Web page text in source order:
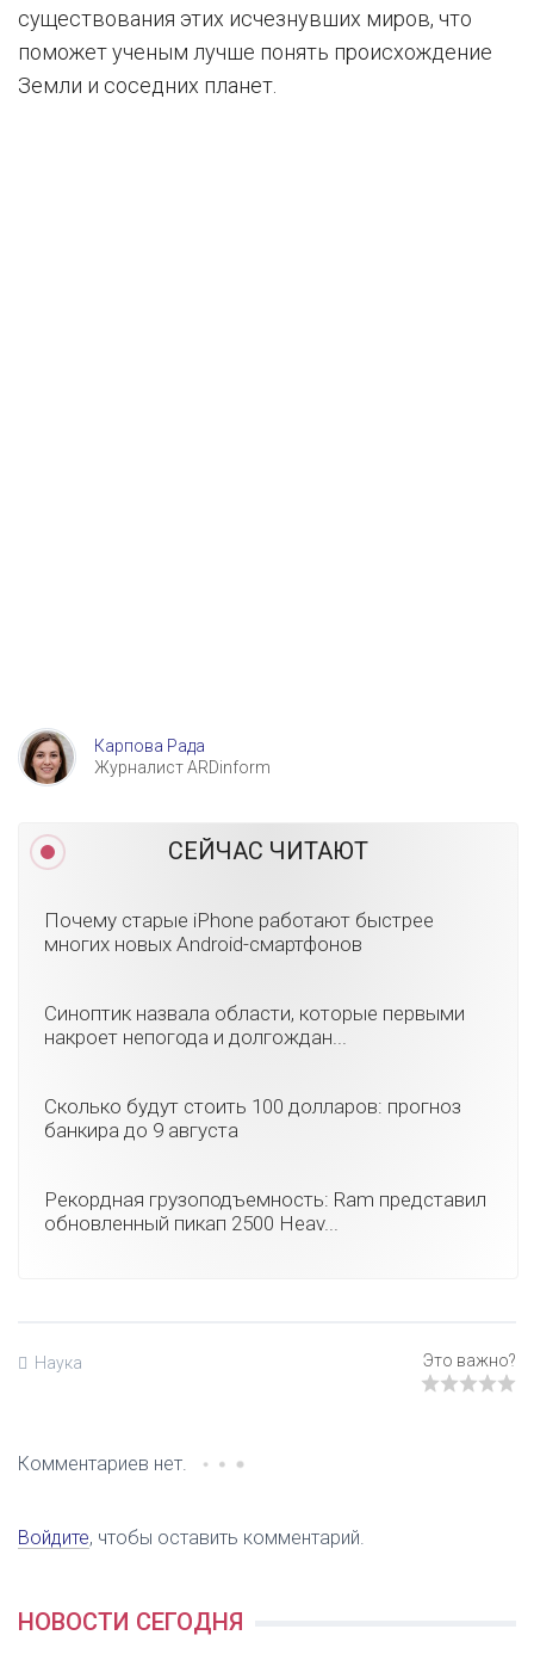
существования этих исчезнувших миров, что
поможет ученым лучше понять происхождение
Земли и соседних планет.
Карпова Рада
Журналист ARDinform
СЕЙЧАС ЧИТАЮТ
Почему старые iPhone работают быстрее
многих новых Android-смартфонов
Синоптик назвала области, которые первыми
накроет непогода и долгождан...
Сколько будут стоить 100 долларов: прогноз
банкира до 9 августа
Рекордная грузоподъемность: Ram представил
обновленный пикап 2500 Heav...
Наука
Комментариев нет.
Войдите, чтобы оставить комментарий.
НОВОСТИ СЕГОДНЯ